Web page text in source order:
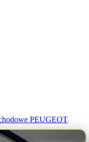
PEUGEOT